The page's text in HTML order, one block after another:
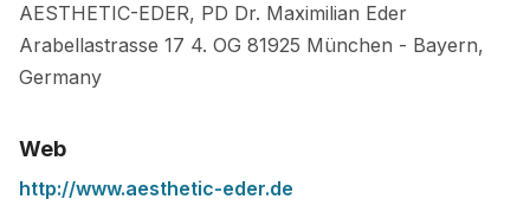
AESTHETIC-EDER, PD Dr. Maximilian Eder
Arabellastrasse 17 4. OG 81925 München - Bayern,
Germany
Web
http://www.aesthetic-eder.de